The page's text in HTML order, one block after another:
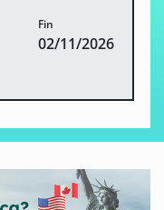
Fin
02/11/2026